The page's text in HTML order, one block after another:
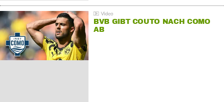
BVB GIBT COUTO NACH COMO
AB